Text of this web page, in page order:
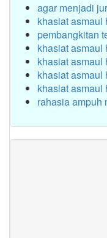
agar menjadi
khasiat asmaul
pembangkitan
khasiat asmaul
khasiat asmaul
khasiat asmaul
khasiat asmaul
rahasia ampuh